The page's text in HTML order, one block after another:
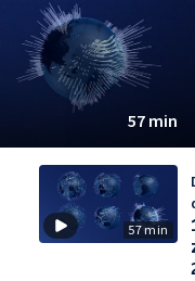
57 min
57 min